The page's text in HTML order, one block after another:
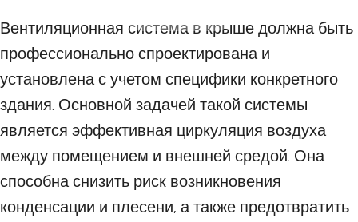
Вентиляционная система в крыше должна быть
профессионально спроектирована и
установлена с учетом специфики конкретного
здания. Основной задачей такой системы
является эффективная циркуляция воздуха
между помещением и внешней средой. Она
способна снизить риск возникновения
конденсации и плесени, а также предотвратить